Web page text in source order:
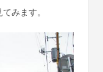
みます。